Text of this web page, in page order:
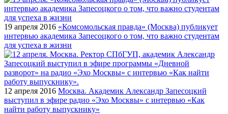
19 апреля 2016 «Комсомольская правда» (Москва) публикует
интервью академика Запесоцкого о том, что важно студентам
для успеха в жизни
12 апреля 2016 Москва. Академик Александр Запесоцкий
выступил в эфире радио «Эхо Москвы» с интервью «Как
найти работу выпускнику»